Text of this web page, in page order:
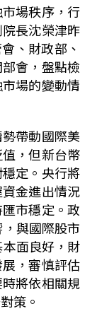
場秩序，行
長沈榮津昨
、財政部、
會，盤點檢
場的變動情
帶動國際美
，但新台幣
定。央行將
金進出情況
市穩定。政
與國際股市
面良好，財
，審慎評估
將依相關規
策。